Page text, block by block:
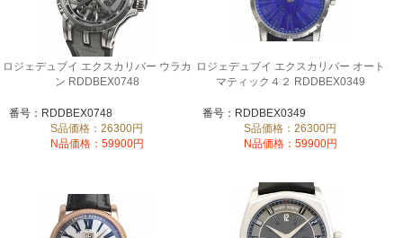
ロジェデュブイ エクスカリバー ウラカ
ン RDDBEX0748
番号：RDDBEX0748
S品価格：26300円
N品価格：59900円
ロジェデュブイ エクスカリバー オート
マティック４２ RDDBEX0349
番号：RDDBEX0349
S品価格：26300円
N品価格：59900円